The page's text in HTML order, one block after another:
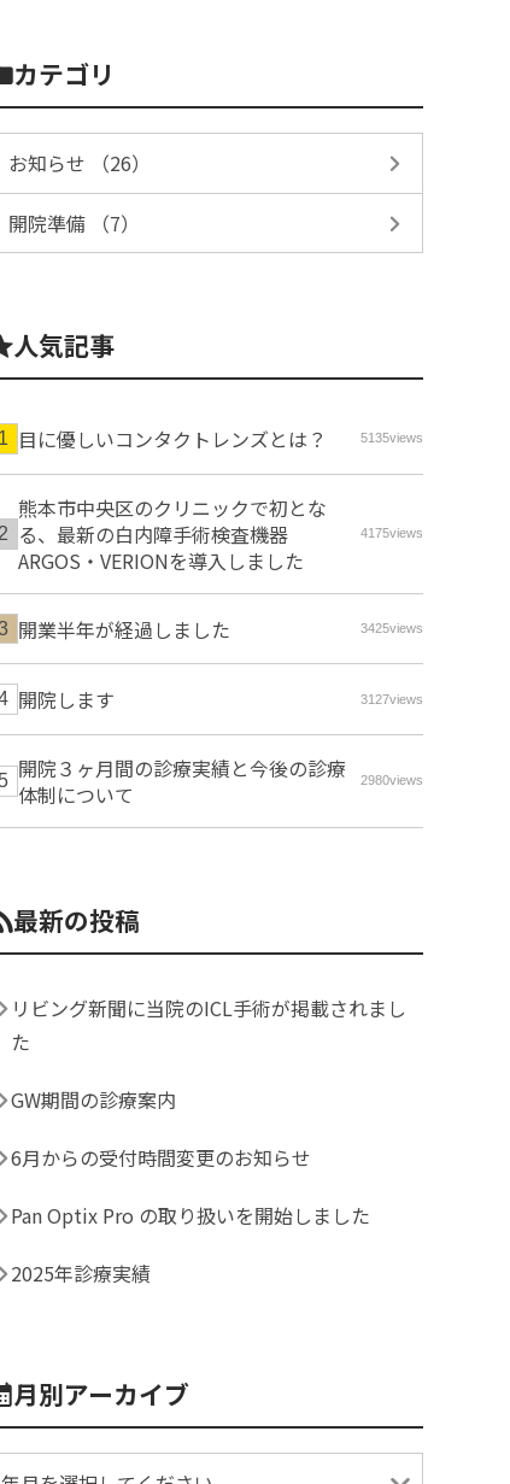
カテゴリ
お知らせ （26）
開院準備 （7）
人気記事
目に優しいコンタクトレンズとは？ 5135views
熊本市中央区のクリニックで初とな
る、最新の白内障手術検査機器
ARGOS・VERIONを導入しました
4175views
開業半年が経過しました 3425views
開院します 3127views
開院３ヶ月間の診療実績と今後の診療
体制について
2980views
最新の投稿
リビング新聞に当院のICL手術が掲載されまし
た
GW期間の診療案内
6月からの受付時間変更のお知らせ
Pan Optix Pro の取り扱いを開始しました
2025年診療実績
月別アーカイブ